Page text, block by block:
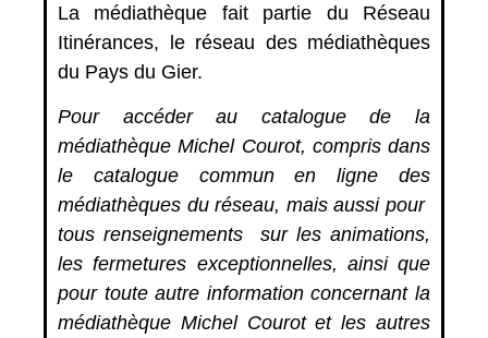
La médiathèque fait partie du Réseau
Itinérances, le réseau des médiathèques
du Pays du Gier.
Pour accéder au catalogue de la
médiathèque Michel Courot, compris dans
le catalogue commun en ligne des
médiathèques du réseau, mais aussi pour
tous renseignements sur les animations,
les fermetures exceptionnelles, ainsi que
pour toute autre information concernant la
médiathèque Michel Courot et les autres